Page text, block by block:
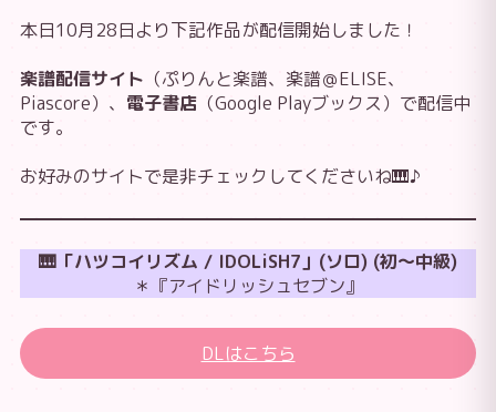
本日10月28日より下記作品が配信開始しました！
楽譜配信サイト （ぷりんと楽譜、楽譜＠ELISE、
Piascore）、 電子書店（Google Playブックス）で配信中
です。
お好みのサイトで是非チェックしてくださいね🎹♪
🎹「ハツコイリズム / IDOLiSH7」(ソロ) (初～中級)
＊『アイドリッシュセブン』
DLはこちら